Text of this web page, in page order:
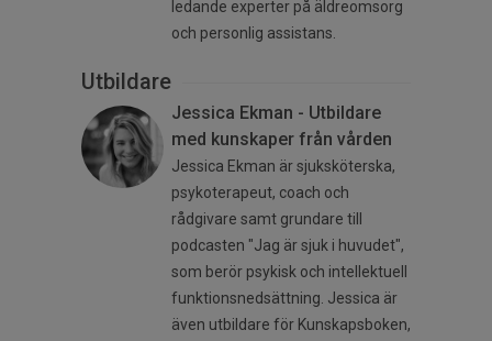
ledande experter på äldreomsorg
och personlig assistans.
Utbildare
Jessica Ekman - Utbildare
med kunskaper från vården
Jessica Ekman är sjuksköterska,
psykoterapeut, coach och
rådgivare samt grundare till
podcasten "Jag är sjuk i huvudet",
som berör psykisk och intellektuell
funktionsnedsättning. Jessica är
även utbildare för Kunskapsboken,